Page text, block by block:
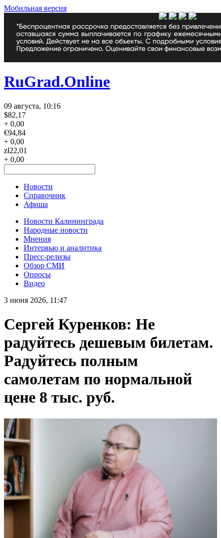
Мобильная версия
RuGrad.Online
09 августа, 10:16
$82,17
+ 0,00
€94,84
+ 0,00
zł22,01
+ 0,00
Новости
Справочник
Афиша
Новости Калининграда
Народные новости
Мнения
Интервью и аналитика
Пресс-релизы
Обзор СМИ
Опросы
Видео
3 июня 2026, 11:47
Сергей Куренков: Не
радуйтесь дешевым билетам.
Радуйтесь полным
самолетам по нормальной
цене 8 тыс. руб.